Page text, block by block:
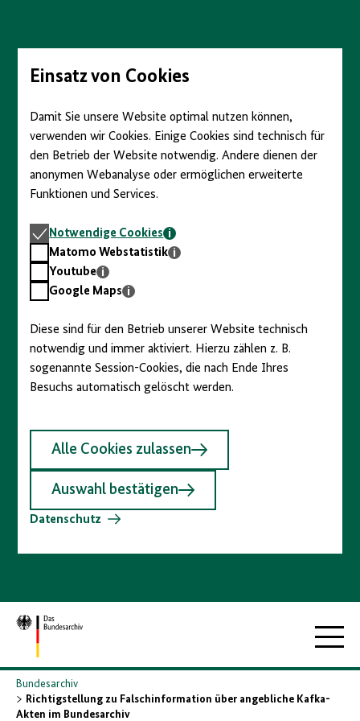
Seiteninhalt
springenEinsatz von Cookies
Damit Sie unsere Website optimal nutzen können,
verwenden wir Cookies. Einige Cookies sind technisch für
den Betrieb der Website notwendig. Andere dienen der
anonymen Webanalyse oder ermöglichen erweiterte
Funktionen und Services.
Notwendige
Cookies
Notwendige Cookies
Matomo
Webstatistik
Matomo Webstatistik
Youtube
Youtube
GoogleGoogle Maps
Diese sind für den Betrieb unserer Website technisch
notwendig und immer aktiviert. Hierzu zählen z. B.
sogenannte Session-Cookies, die nach Ende Ihres
Besuchs automatisch gelöscht werden.
Alle Cookies zulassen
Auswahl bestätigen
Datenschutz
Zur
Startseite
Bundesarchiv
Richtigstellung zu Falschinformation über angebliche Kafka-
Akten im Bundesarchiv